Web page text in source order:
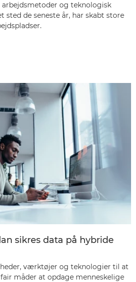
og teknologisk
sted de seneste år, har skabt store
sikres data på hybride
værktøjer og teknologier til at
måder at opdage menneskelige